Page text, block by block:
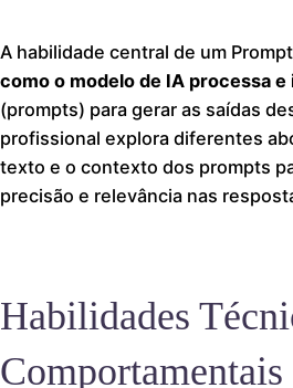
A habilidade central de um
como o modelo de IA processa
(prompts) para gerar as saídas
profissional explora diferentes
texto e o contexto dos prompts
precisão e relevância nas
Habilidades
Comportamentais